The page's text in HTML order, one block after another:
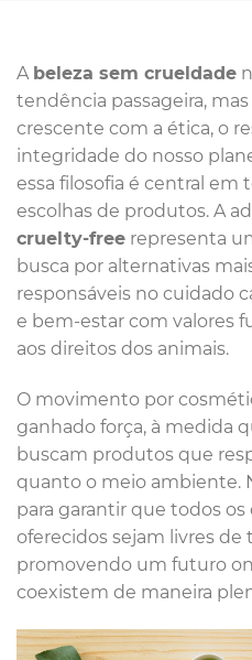
A beleza sem crueldade
tendência passageira,
crescente com a ética, o
integridade do nosso
essa filosofia é central em
escolhas de produtos. A
cruelty-free representa
busca por alternativas
responsáveis no cuidado
e bem-estar com valores
aos direitos dos animais.
O movimento por
ganhado força, à medida
buscam produtos que
quanto o meio ambiente.
para garantir que todos
oferecidos sejam livres de
promovendo um futuro
coexistem de maneira